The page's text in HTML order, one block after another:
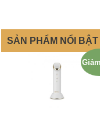
SẢN PHẨM NỔI BẬT